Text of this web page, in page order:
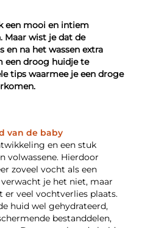
een mooi en intiem
Maar wist je dat de
en na het wassen extra
een droog huidje te
tips waarmee je een droge
van de baby
en een stuk
volwassene. Hierdoor
zoveel vocht als een
je het niet, maar
veel vochtverlies plaats.
huid wel gehydrateerd,
bestanddelen,